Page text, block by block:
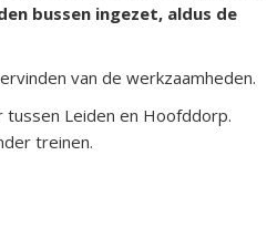
bussen ingezet, aldus de
van de werkzaamheden.
tussen Leiden en Hoofddorp.
treinen.